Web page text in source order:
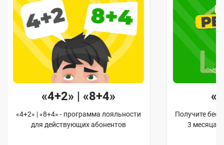
«4+2» | «8+4»
«4+2» | «8+4» - программа лояльности
для действующих абонентов
Получите
3 месяца